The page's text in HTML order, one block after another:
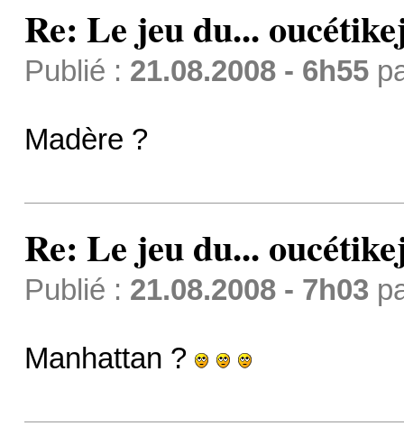
Re: Le jeu du...
Publié : 21.08.2008 - 6h55
Madère ?
Re: Le jeu du...
Publié : 21.08.2008 - 7h03
Manhattan ?